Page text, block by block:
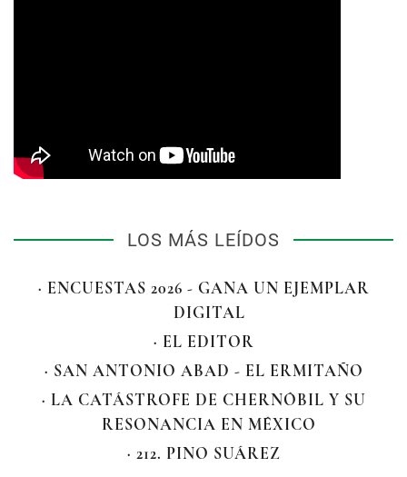
LOS MÁS LEÍDOS
· ENCUESTAS 2026 - GANA UN EJEMPLAR
DIGITAL
· EL EDITOR
· SAN ANTONIO ABAD - EL ERMITAÑO
· LA CATÁSTROFE DE CHERNÓBIL Y SU
RESONANCIA EN MÉXICO
· 212. PINO SUÁREZ